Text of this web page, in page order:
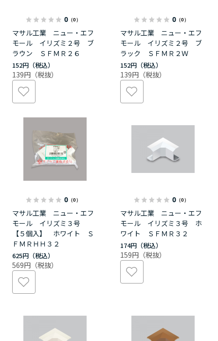
0 （0）
マサル工業 ニュー・エフ
モール イリズミ２号 ブ
ラウン ＳＦＭＲ２６
152円
139円
0（0）
マサル工業 ニュー・エフ
モール イリズミ２号 ブ
ラック ＳＦＭＲ２Ｗ
152円
139円
0 （0）
マサル工業 ニュー・エフ
モール イリズミ３号
【５個入】 ホワイト Ｓ
ＦＭＲＨＨ３２
625円
569円
0（0）
マサル工業 ニュー・エフ
モール イリズミ３号 ホ
ワイト ＳＦＭＲ３２
174円
159円